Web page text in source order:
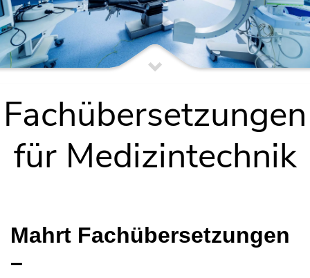
Fachübersetzungen
für Medizintechnik
Mahrt Fachübersetzungen
–